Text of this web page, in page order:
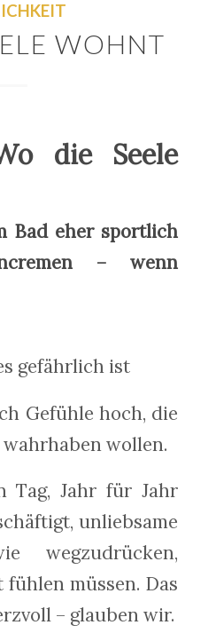
WOHNT
die Seele
Bad eher sportlich
– wenn
gefährlich ist
Gefühle hoch, die
wollen.
Tag, Jahr für Jahr
unliebsame
wegzudrücken,
müssen. Das
– glauben wir.